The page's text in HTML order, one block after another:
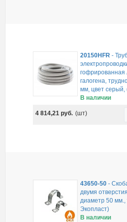
20150HFR -
гофрированная
галогена,
мм, цвет серый,
В наличии
4 814,21руб. (шт)
43650-50 -
двумя
диаметр 50 мм.,
Экопласт)
В наличии